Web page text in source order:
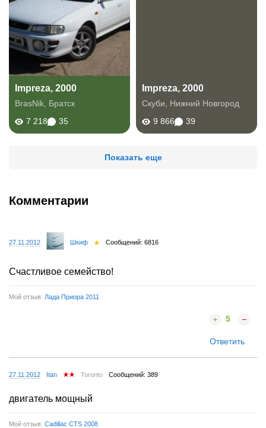
Impreza, 2000
BrasNik Братск
7 218
35
Impreza, 2000
Скуби
Нижний Новгород
9 866
39
Показать еще
Комментарии
27.11.2012 Шкиф Сообщений: 6816
Счастливое семейство!
Мой отзыв: Лада Приора 2011
5
Ответить
27.11.2012 Itan Toronto Сообщений: 389
двигатель мощный
Мой отзыв: Cadillac CTS 2008